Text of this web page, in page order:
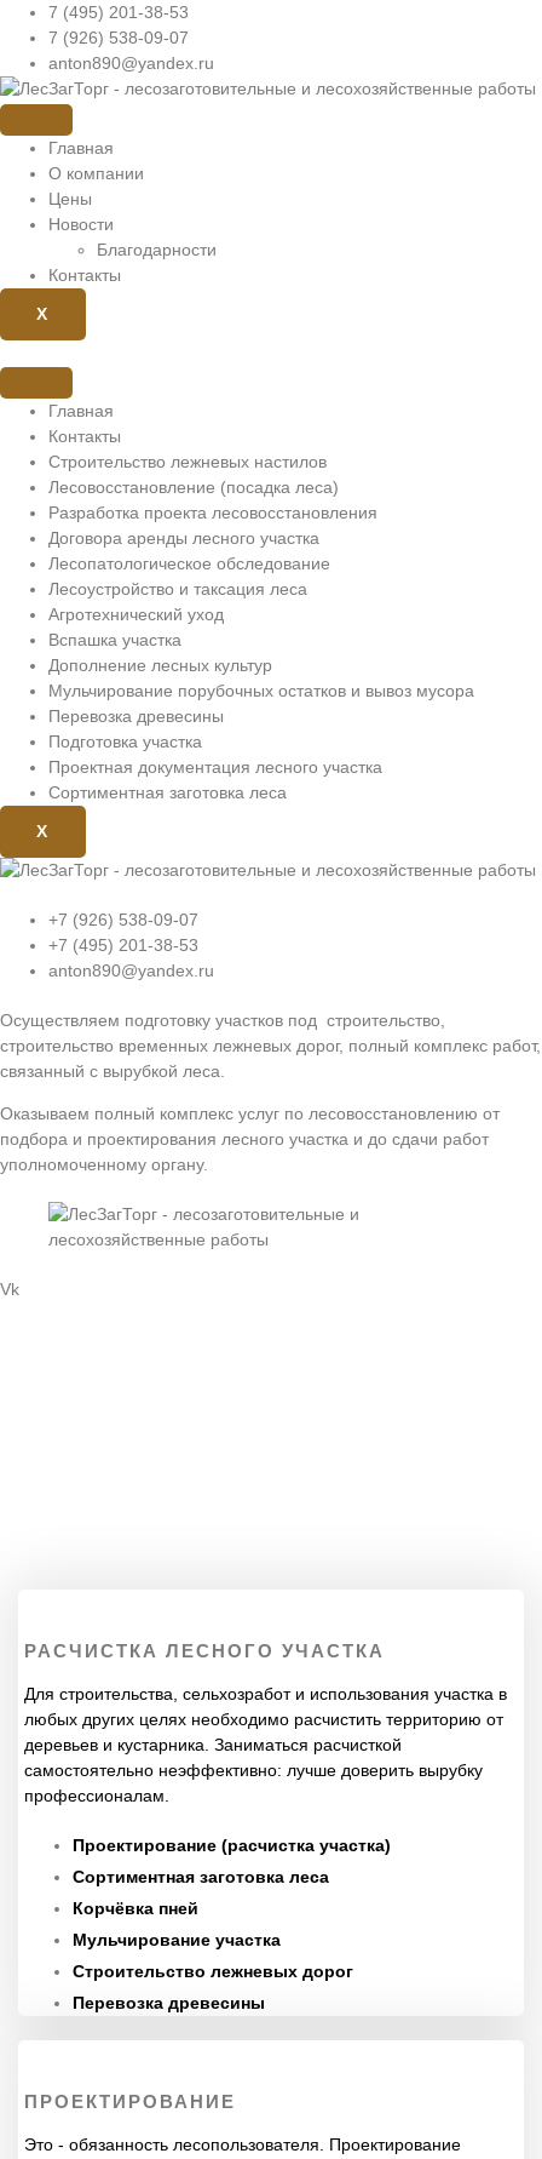
Перейти
содержимому
7 (495) 201-38-53
7 (926) 538-09-07
anton890@yandex.ru
Главная
О компании
Цены
Новости
Благодарности
Контакты
X
Главная
Контакты
Строительство лежневых настилов
Лесовосстановление (посадка леса)
Разработка проекта лесовосстановления
Договора аренды лесного участка
Лесопатологическое обследование
Лесоустройство и таксация леса
Агротехнический уход
Вспашка участка
Дополнение лесных культур
Мульчирование порубочных остатков и вывоз мусора
Перевозка древесины
Подготовка участка
Проектная документация лесного участка
Сортиментная заготовка леса
X
+7 (926) 538-09-07
+7 (495) 201-38-53
anton890@yandex.ru
Осуществляем подготовку участков под строительство,
строительство временных лежневых дорог, полный комплекс работ,
связанный с вырубкой леса.
Оказываем полный комплекс услуг по лесовосстановлению от
подбора и проектирования лесного участка и до сдачи работ
уполномоченному органу.
Vk
РАСЧИСТКА ЛЕСНОГО УЧАСТКА
Для строительства, сельхозработ и использования участка в
любых других целях необходимо расчистить территорию от
деревьев и кустарника. Заниматься расчисткой
самостоятельно неэффективно: лучше доверить вырубку
профессионалам.
Проектирование (расчистка участка)
Сортиментная заготовка леса
Корчёвка пней
Мульчирование участка
Строительство лежневых дорог
Перевозка древесины
ПРОЕКТИРОВАНИЕ
Это - обязанность лесопользователя. Проектирование